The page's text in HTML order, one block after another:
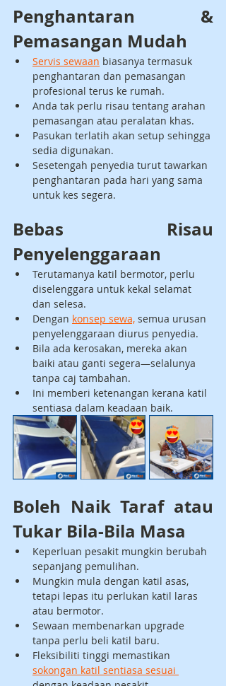
Penghantaran &
Pemasangan Mudah
Servis sewaan biasanya termasuk
penghantaran dan pemasangan
profesional terus ke rumah.
Anda tak perlu risau tentang arahan
pemasangan atau peralatan khas.
Pasukan terlatih akan setup sehingga
sedia digunakan.
Sesetengah penyedia turut tawarkan
penghantaran pada hari yang sama
untuk kes segera.
Bebas Risau
Penyelenggaraan
Terutamanya katil bermotor, perlu
diselenggara untuk kekal selamat
dan selesa.
Dengan konsep sewa, semua urusan
penyelenggaraan diurus penyedia.
Bila ada kerosakan, mereka akan
baiki atau ganti segera—selalunya
tanpa caj tambahan.
Ini memberi ketenangan kerana katil
sentiasa dalam keadaan baik.
Boleh Naik Taraf atau
Tukar Bila-Bila Masa
Keperluan pesakit mungkin berubah
sepanjang pemulihan.
Mungkin mula dengan katil asas,
tetapi lepas itu perlukan katil laras
atau bermotor.
Sewaan membenarkan upgrade
tanpa perlu beli katil baru.
Fleksibiliti tinggi memastikan
sokongan katil sentiasa sesuai